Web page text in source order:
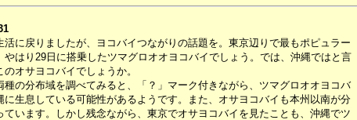
活に戻りましたが、ヨコバイつながりの話題を。東京辺りで最もポピュラー
やはり29日に搭乗したツマグロオオヨコバイでしょう。では、沖縄ではと言
のオサヨコバイでしょうか。
の分布域を調べてみると、「？」マーク付きながら、ツマグロオオヨコバ
に生息している可能性があるようです。また、オサヨコバイも本州以南が分
ています。しかし残念ながら、東京でオサヨコバイを見たことも、沖縄でツ